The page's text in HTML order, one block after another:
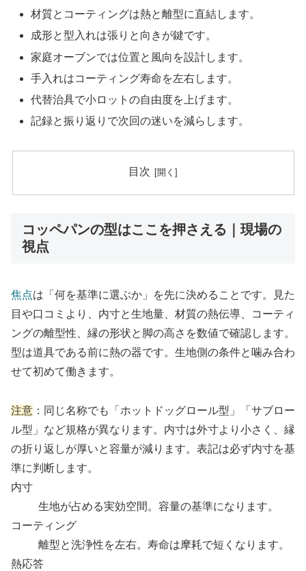
材質とコーティングは熱と離型に直結します。
成形と型入れは張りと向きが鍵です。
家庭オーブンでは位置と風向を設計します。
手入れはコーティング寿命を左右します。
代替治具で小ロットの自由度を上げます。
記録と振り返りで次回の迷いを減らします。
目次
コッペパンの型はここを押さえる｜現場の
視点
焦点は「何を基準に選ぶか」を先に決めることです。見た
目や口コミより、内寸と生地量、材質の熱伝導、コーティ
ングの離型性、縁の形状と脚の高さを数値で確認します。
型は道具である前に熱の器です。生地側の条件と噛み合わ
せて初めて働きます。
注意 ：同じ名称でも「ホットドッグロール型」「サブロー
ル型」など規格が異なります。内寸は外寸より小さく、縁
の折り返しが厚いと容量が減ります。表記は必ず内寸を基
準に判断します。
内寸
生地が占める実効空間。容量の基準になります。
コーティング
離型と洗浄性を左右。寿命は摩耗で短くなります。
熱応答